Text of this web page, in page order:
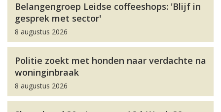
Belangengroep Leidse coffeeshops: 'Blijf in
gesprek met sector'
8 augustus 2026
Politie zoekt met honden naar verdachte na
woninginbraak
8 augustus 2026